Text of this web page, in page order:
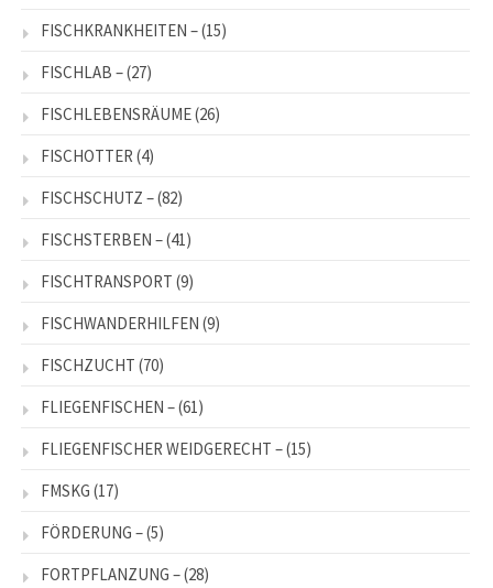
FISCHKRANKHEITEN –(15)
FISCHLAB –(27)
FISCHLEBENSRÄUME(26)
FISCHOTTER (4)
FISCHSCHUTZ –(82)
FISCHSTERBEN –(41)
FISCHTRANSPORT (9)
FISCHWANDERHILFEN (9)
FISCHZUCHT (70)
FLIEGENFISCHEN –(61)
FLIEGENFISCHER WEIDGERECHT –(15)
FMSKG (17)
FÖRDERUNG –(5)
FORTPFLANZUNG –(28)